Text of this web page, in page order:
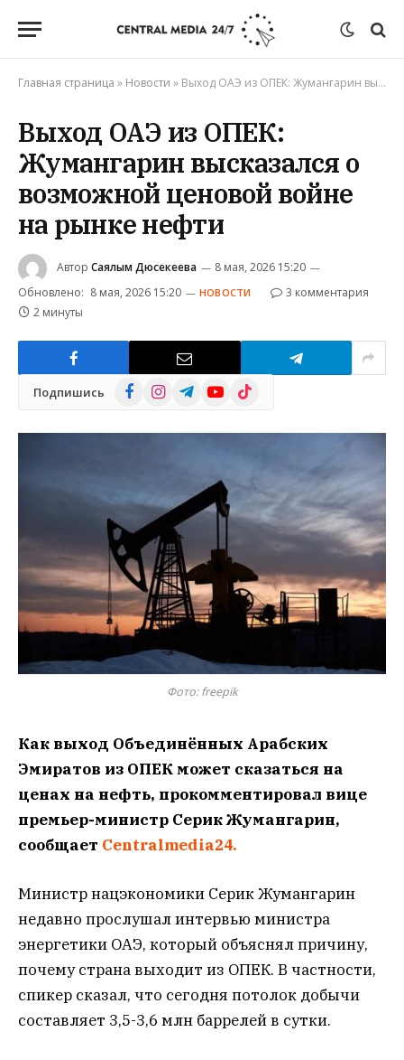
Главная страница » Новости » Выход ОАЭ из ОПЕК: Жумангарин высказался о возможной ценовой войне на рынке нефти
Выход ОАЭ из ОПЕК:
Жумангарин высказался о
возможной ценовой войне
на рынке нефти
Автор Саялым Дюсекеева
8 мая, 2026 15:20
Обновлено: 8 мая, 2026 15:20 НОВОСТИ
3 комментария
2 минуты
Подпишись FacebookInstagramTelegramYouTube
TikTok
Фото: freepik
Как выход Объединённых Арабских
Эмиратов из ОПЕК может сказаться на
ценах на нефть, прокомментировал вице
премьер-министр Серик Жумангарин,
сообщает Centralmedia24.
Министр нацэкономики Серик Жумангарин
недавно прослушал интервью министра
энергетики ОАЭ, который объяснял причину,
почему страна выходит из ОПЕК. В частности,
спикер сказал, что сегодня потолок добычи
составляет 3,5-3,6 млн баррелей в сутки.